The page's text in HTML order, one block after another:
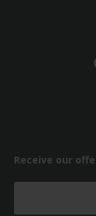
Receive our